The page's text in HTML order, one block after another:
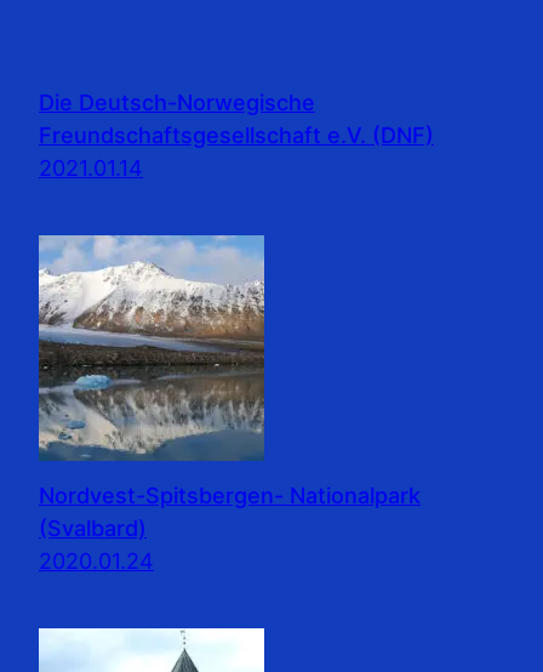
Die Deutsch-Norwegische
Freundschaftsgesellschaft e.V. (DNF)
2021.01.14
Nordvest-Spitsbergen- Nationalpark
(Svalbard)
2020.01.24